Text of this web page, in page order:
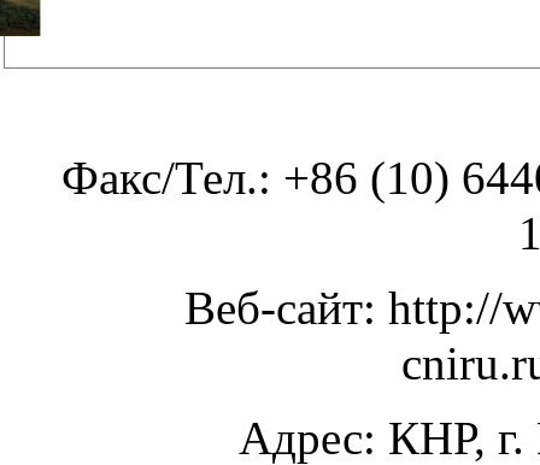
Факс/Тел.: +86 (10)
Веб-сайт:
Адрес: КНР,